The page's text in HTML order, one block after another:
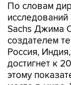
По словам
Sachs Джима
создателем
Россия,
достигнет к
этому